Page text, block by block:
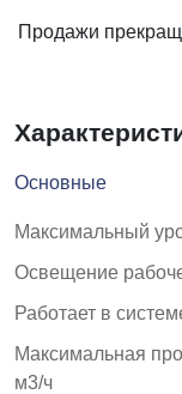
Продажи
Основные
Максимальный
Освещение
Работает в
Максимальная
м3/ч